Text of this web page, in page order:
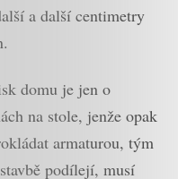
a další centimetry
domu je jen o
na stole, jenže opak
armaturou, tým
podílejí, musí